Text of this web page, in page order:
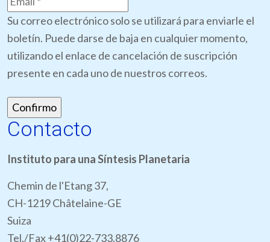
Su correo electrónico solo se utilizará para enviarle el
boletín. Puede darse de baja en cualquier momento,
utilizando el enlace de cancelación de suscripción
presente en cada uno de nuestros correos.
Contacto
Instituto para una Síntesis Planetaria
Chemin de l'Etang 37,
CH-1219 Châtelaine-GE
Suiza
Tel./Fax +41(0)22-733.8876